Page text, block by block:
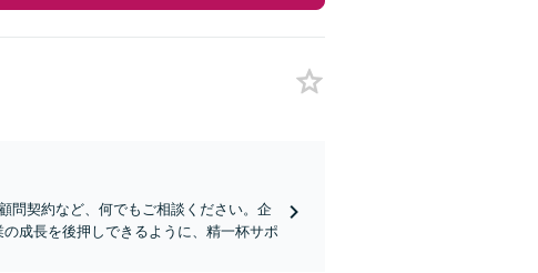
問契約など、何でもご相談ください。企
成長を後押しできるように、精一杯サポ